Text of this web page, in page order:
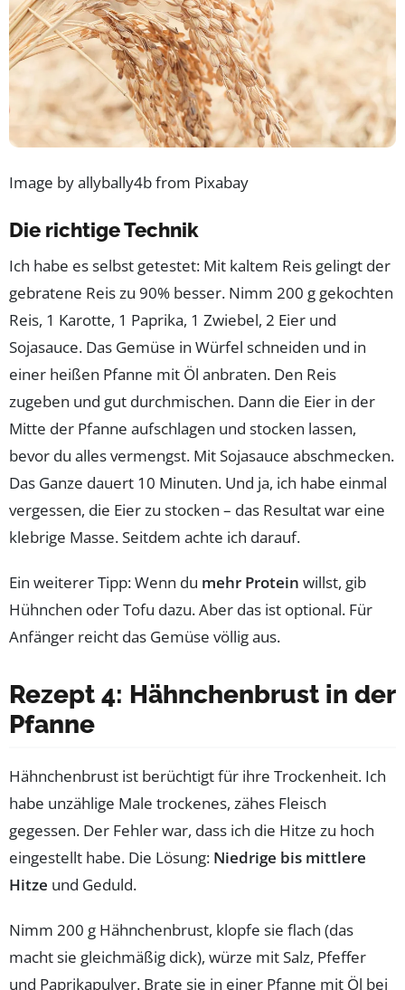
Image by allybally4b from Pixabay
Die richtige Technik
Ich habe es selbst getestet: Mit kaltem Reis gelingt der
gebratene Reis zu 90% besser. Nimm 200 g gekochten
Reis, 1 Karotte, 1 Paprika, 1 Zwiebel, 2 Eier und
Sojasauce. Das Gemüse in Würfel schneiden und in
einer heißen Pfanne mit Öl anbraten. Den Reis
zugeben und gut durchmischen. Dann die Eier in der
Mitte der Pfanne aufschlagen und stocken lassen,
bevor du alles vermengst. Mit Sojasauce abschmecken.
Das Ganze dauert 10 Minuten. Und ja, ich habe einmal
vergessen, die Eier zu stocken – das Resultat war eine
klebrige Masse. Seitdem achte ich darauf.
Ein weiterer Tipp: Wenn du mehr Protein willst, gib
Hühnchen oder Tofu dazu. Aber das ist optional. Für
Anfänger reicht das Gemüse völlig aus.
Rezept 4: Hähnchenbrust in der
Pfanne
Hähnchenbrust ist berüchtigt für ihre Trockenheit. Ich
habe unzählige Male trockenes, zähes Fleisch
gegessen. Der Fehler war, dass ich die Hitze zu hoch
eingestellt habe. Die Lösung: Niedrige bis mittlere
Hitze und Geduld.
Nimm 200 g Hähnchenbrust, klopfe sie flach (das
macht sie gleichmäßig dick), würze mit Salz, Pfeffer
und Paprikapulver. Brate sie in einer Pfanne mit Öl bei